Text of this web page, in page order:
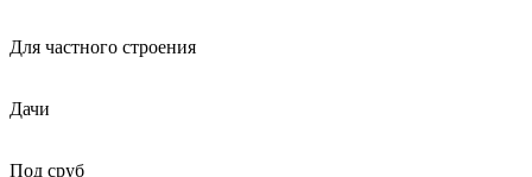
Для частного строения
Дачи
Под сруб